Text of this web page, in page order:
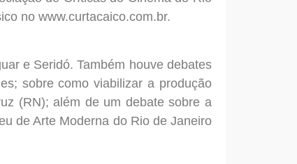
no www.curtacaico.com.br.
e Seridó. Também houve debates
sobre como viabilizar a produção
(RN); além de um debate sobre a
de Arte Moderna do Rio de Janeiro